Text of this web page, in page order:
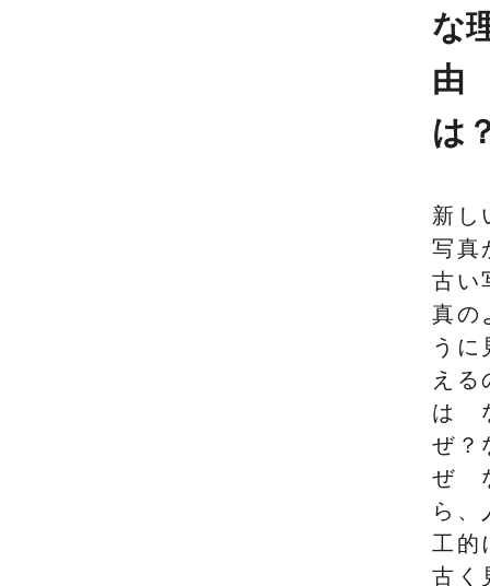
な
由
は
新し
写真
古い
真の
うに
える
は
ぜ？
ぜ
ら、
工的
古く